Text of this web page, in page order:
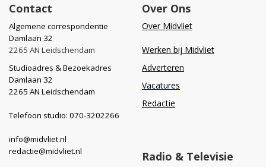
Contact
Algemene correspondentie
Damlaan 32
2265 AN Leidschendam
Studioadres & Bezoekadres
Damlaan 32
2265 AN Leidschendam
Telefoon studio: 070-3202266
info@midvliet.nl
redactie@midvliet.nl
Over Ons
Over Midvliet
Werken bij Midvliet
Adverteren
Vacatures
Redactie
Radio & Televisie